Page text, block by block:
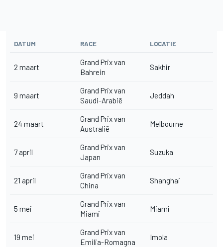
DATUM RACE LOCATIE
2 maart
Grand Prix van
Bahrein
Sakhir
9 maart
Grand Prix van
Saudi-Arabië
Jeddah
24 maart
Grand Prix van
Australië
Melbourne
7 april
Grand Prix van
Japan
Suzuka
21 april
Grand Prix van
China
Shanghai
5 mei
Grand Prix van
Miami
Miami
19 mei
Grand Prix van
Emilia-Romagna
Imola